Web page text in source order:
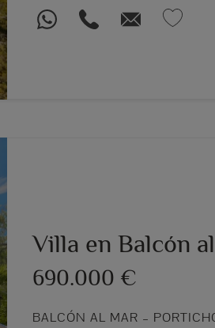
Villa en Balcón
690.000 €
BALCÓN AL MAR –